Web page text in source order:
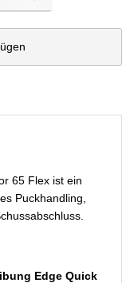
65 Flex ist ein
Puckhandling,
Edge Quick